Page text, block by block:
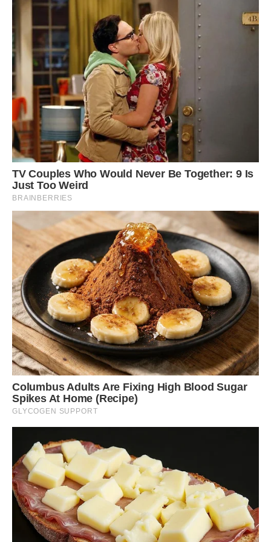
Та моя мати нас таким весь час годувала. І ми виросли.
Смажила нам сало на сковорідці з яєчнею — нічого
смачнішого у своєму житті не їла!
Вона була жінкою доброю і не збиралася навіть заздрити
сусідці. Вона не вміла це робити. І любила її сина — Івана.
Але у своїх дітях вона душі не чула. Згодом у Тамари
Минали роки. Жінки непомітно постаріли. І у Тамари
відмовили ноги.
Її сини носили жінку на руках. Марта Василівна бачила це,
поки виглядала сина. Він під’їхав на новому
позашляховику.
Ставили на ноги Тамару довго. Сини її доглядали. Якось
Іван зіткнувся з одним із них у під’їзді:
– І хочеться тобі так горбатитися? Вона ж старенька вже.
Ось вам не пощастило!